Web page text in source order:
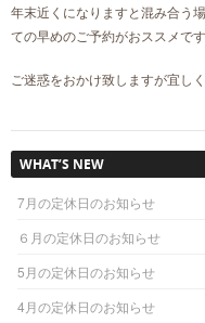
年末近くになりますと混み合う
ての早めのご予約がおススメです
ご迷惑をおかけ致しますが宜し
WHAT’S NEW
7月の定休日のお知らせ
６月の定休日のお知らせ
5月の定休日のお知らせ
4月の定休日のお知らせ